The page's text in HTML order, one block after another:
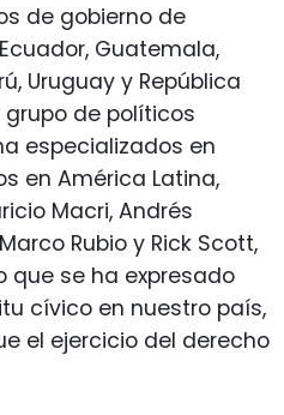
de gobierno de
Guatemala,
Uruguay y República
de políticos
especializados en
en América Latina,
Macri, Andrés
Rubio y Rick Scott,
que se ha expresado
cívico en nuestro país,
el ejercicio del derecho